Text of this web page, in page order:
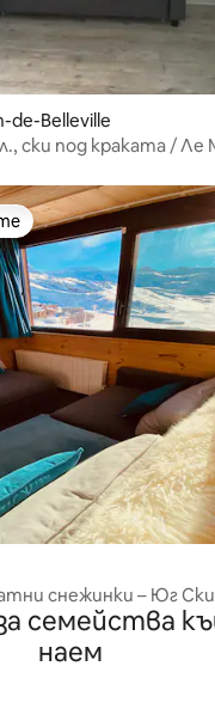
de-Belleville
ски под краката /
на гостите
снежинки – Юг
семейства
наем